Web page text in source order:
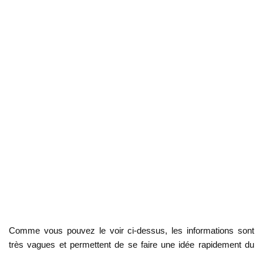
Comme vous pouvez le voir ci-dessus, les informations sont
très vagues et permettent de se faire une idée rapidement du